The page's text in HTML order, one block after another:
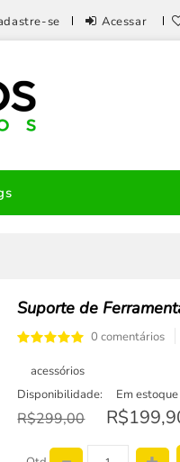
se Acessar
Suporte de
0 comentários
acessórios
Disponibilidade:
Em estoque
R$299,00